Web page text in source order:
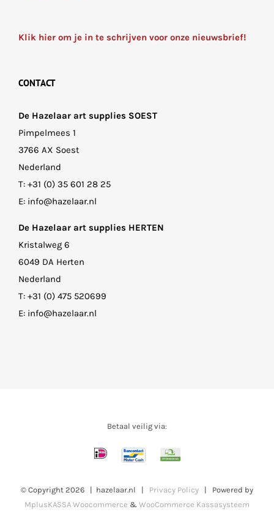
Klik hier om je in te schrijven voor onze nieuwsbrief!
CONTACT
De Hazelaar art supplies SOEST
Pimpelmees 1
3766 AX Soest
Nederland
T: +31 (0) 35 601 28 25
E: info@hazelaar.nl
De Hazelaar art supplies HERTEN
Kristalweg 6
6049 DA Herten
Nederland
T: +31 (0) 475 520699
E: info@hazelaar.nl
Betaal veilig via:
© Copyright 2026 | hazelaar.nl | Privacy Policy | Powered by
MplusKASSA Woocommerce & WooCommerce Kassasysteem